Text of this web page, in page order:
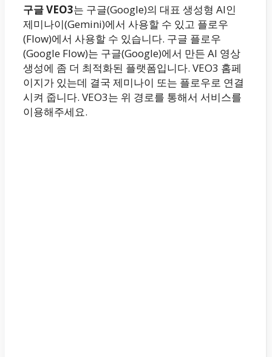
구글 VEO3는 구글(Google)의 대표 생성형 AI인
제미나이(Gemini)에서 사용할 수 있고 플로우
(Flow)에서 사용할 수 있습니다. 구글 플로우
(Google Flow)는 구글(Google)에서 만든 AI 영상
생성에 좀 더 최적화된 플랫폼입니다. VEO3 홈페
이지가 있는데 결국 제미나이 또는 플로우로 연결
시켜 줍니다. VEO3는 위 경로를 통해서 서비스를
이용해주세요.